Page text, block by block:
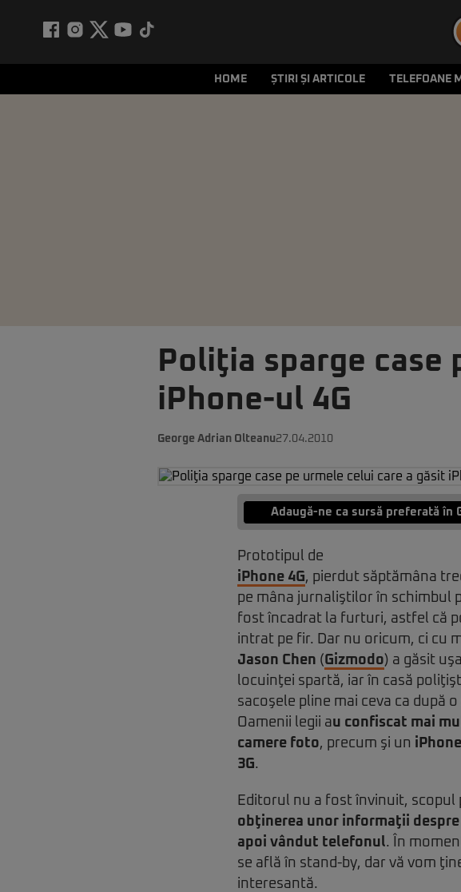
HOME ȘTIRI ȘI ARTICOLE TELEFOANE
Poliţia sparge case
iPhone-ul 4G
George Adrian Olteanu27.04.2010
Adaugă-ne ca sursă preferată în
Prototipul de
iPhone 4G, pierdut săptămâna
pe mâna jurnaliştilor în schimbul
fost încadrat la furturi, astfel că
intrat pe fir. Dar nu oricum, ci cu
Jason Chen (Gizmodo) a găsit uşa
locuinţei spartă, iar în casă
sacoşele pline mai ceva ca după
Oamenii legii au confiscat mai
camere foto, precum şi un iPhone
3G.
Editorul nu a fost învinuit, scopul
obţinerea unor informaţii despre
apoi vândut telefonul. În
se află în stand-by, dar vă vom
interesantă.